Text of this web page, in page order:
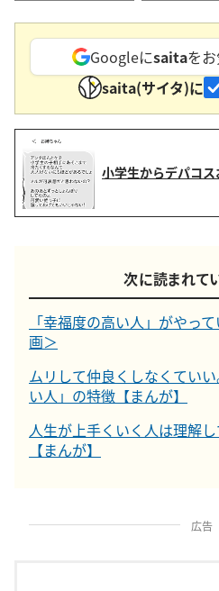
Googleにsaitaを
saita(サイタ)に
小学生からデパコ
次に読まれて
「幸福度の高い人」がやっ
画＞
ムリして仲良くしなくてい
い人」の特徴【まんが】
人生が上手くいく人は理解
【まんが】
広告